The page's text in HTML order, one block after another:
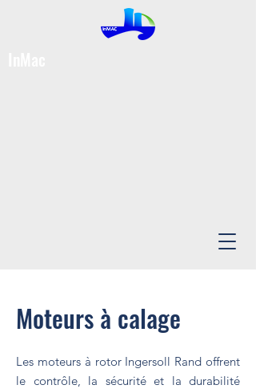
Moteurs à calage
Les moteurs à rotor Ingersoll Rand offrent
le contrôle, la sécurité et la durabilité